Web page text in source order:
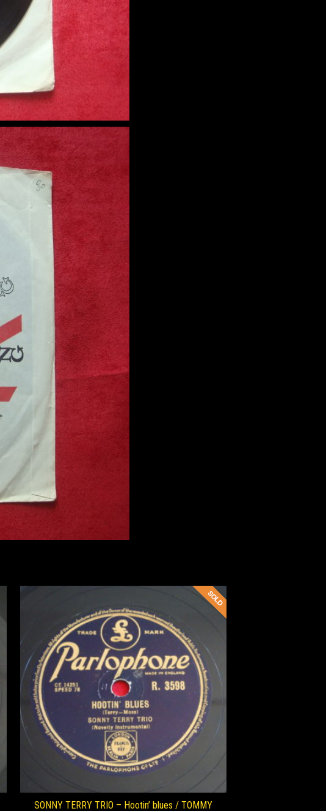
SONNY TERRY TRIO – Hootin’ blues / TOMMY